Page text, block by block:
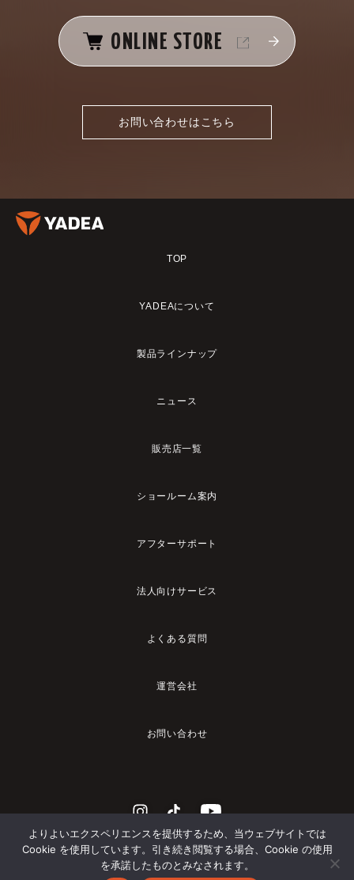
ONLINE STORE
お問い合わせはこちら
TOP
YADEAについて
製品ラインナップ
ニュース
販売店一覧
ショールーム案内
アフターサポート
法人向けサービス
よくある質問
運営会社
お問い合わせ
© 2023 YADEA
よりよいエクスペリエンスを提供するため、当ウェブサイトでは
Cookie を使用しています。引き続き閲覧する場合、Cookie の使用
を承諾したものとみなされます。